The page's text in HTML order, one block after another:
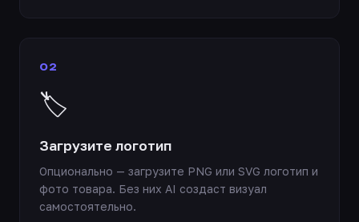
02
🏷️
Загрузите логотип
Опционально — загрузите PNG или SVG логотип и
фото товара. Без них AI создаст визуал
самостоятельно.